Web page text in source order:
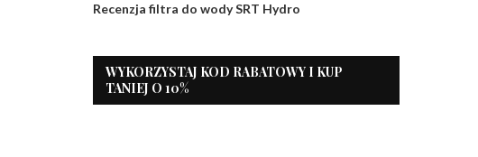
Recenzja filtra do wody SRT Hydro
WYKORZYSTAJ KOD RABATOWY I KUP
TANIEJ O 10%